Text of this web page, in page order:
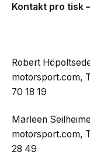
Kontakt pro tisk
Robert
motorsport.com,
70 18 19
Marleen
motorsport.com,
28 49